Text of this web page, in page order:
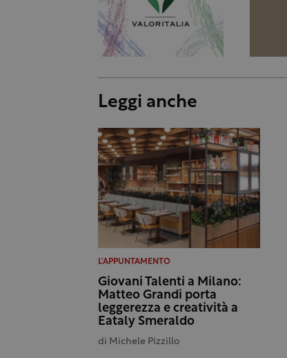
Leggi anche
L'APPUNTAMENTO
Giovani Talenti a Milano:
Matteo Grandi porta
leggerezza e creatività a
Eataly Smeraldo
di Michele Pizzillo